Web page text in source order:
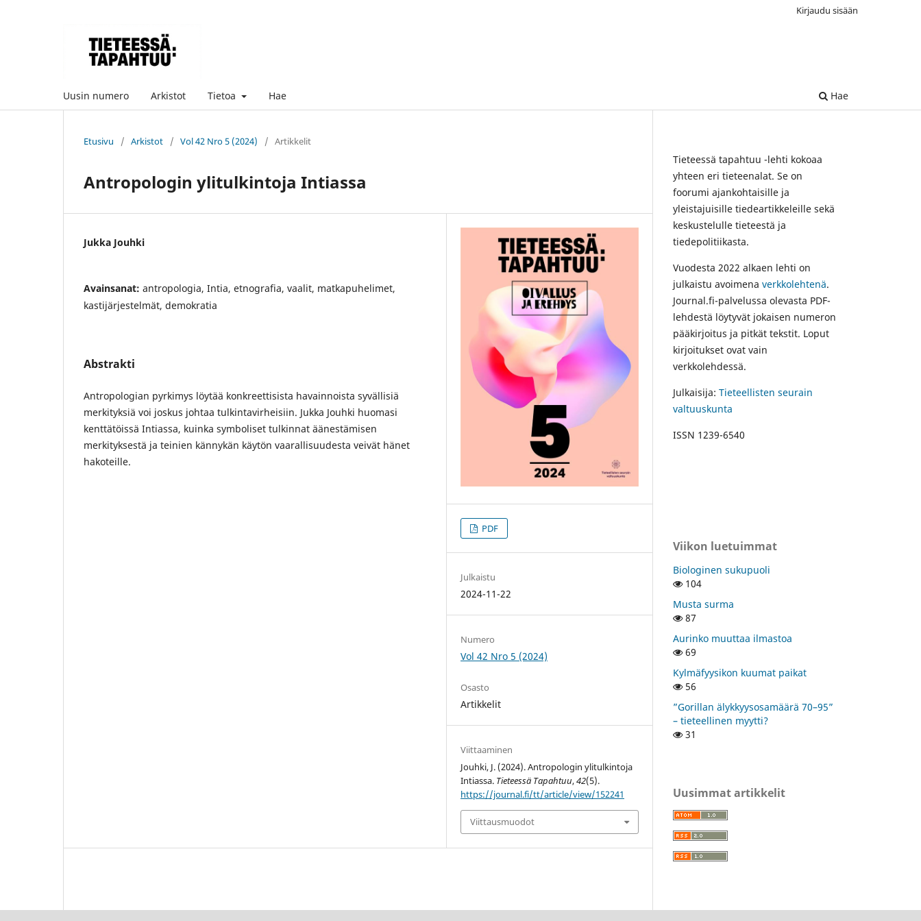
Uusin numero Arkistot Tietoa Hae Hae
Kirjaudu sisään
Etusivu / Arkistot / Vol 42 Nro 5 (2024) / Artikkelit
Antropologin ylitulkintoja Intiassa
Jukka Jouhki
Avainsanat: antropologia, Intia, etnografia, vaalit, matkapuhelimet,
kastijärjestelmät, demokratia
Abstrakti
Antropologian pyrkimys löytää konkreettisista havainnoista syvällisiä
merkityksiä voi joskus johtaa tulkintavirheisiin. Jukka Jouhki huomasi
kenttätöissä Intiassa, kuinka symboliset tulkinnat äänestämisen
merkityksestä ja teinien kännykän käytön vaarallisuudesta veivät hänet
hakoteille.
PDF
Julkaistu
2024-11-22
Numero
Vol 42 Nro 5 (2024)
Osasto
Artikkelit
Viittaaminen
Jouhki, J. (2024). Antropologin ylitulkintoja
Intiassa. Tieteessä Tapahtuu,42(5).
https://journal.fi/tt/article/view/152241
Viittausmuodot
Tieteessä tapahtuu -lehti kokoaa
yhteen eri tieteenalat. Se on
foorumi ajankohtaisille ja
yleistajuisille tiedeartikkeleille sekä
keskustelulle tieteestä ja
tiedepolitiikasta.
Vuodesta 2022 alkaen lehti on
julkaistu avoimena verkkolehtenä.
Journal.fi-palvelussa olevasta PDF-
lehdestä löytyvät jokaisen numeron
pääkirjoitus ja pitkät tekstit. Loput
kirjoitukset ovat vain
verkkolehdessä.
Julkaisija: Tieteellisten seurain
valtuuskunta
ISSN 1239-6540
Viikon luetuimmat
Biologinen sukupuoli
104
Musta surma
87
Aurinko muuttaa ilmastoa
69
Kylmäfyysikon kuumat paikat
56
”Gorillan älykkyysosamäärä 70–95”
– tieteellinen myytti?
31
Uusimmat artikkelit